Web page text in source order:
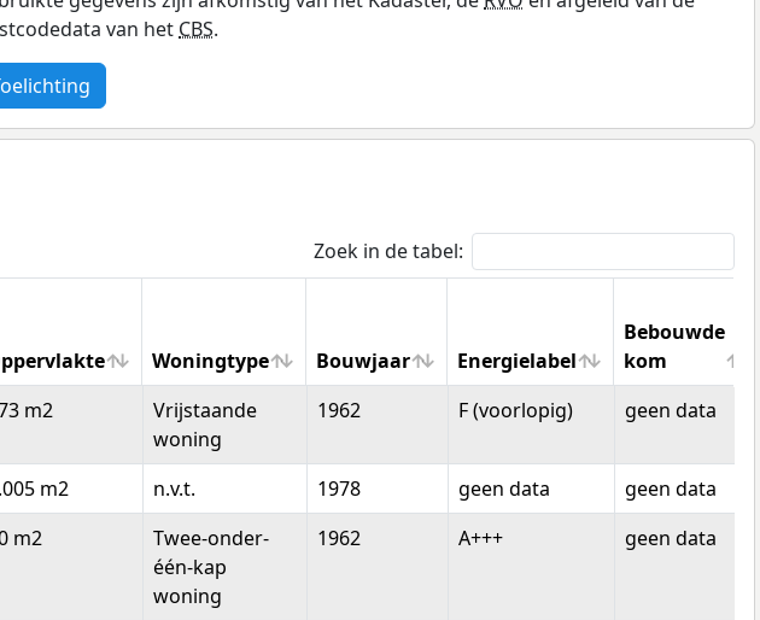
van het CBS.
Zoek in de tabel:
Woningtype Bouwjaar Energielabel
Bebouwde
kom
Woningtype Bouwjaar Energielabel
Bebouwde
kom
m2
Vrijstaande
woning
1962 F (voorlopig) geen data
m2 n.v.t. 1978 geen data
geen data
m2
Twee-onder-
één-kap
woning
1962 A+++ geen data